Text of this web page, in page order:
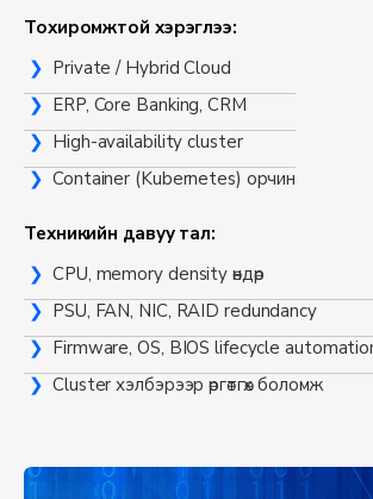
Тохиромжтой хэрэглээ:
Private / Hybrid Cloud
ERP, Core Banking, CRM
High-availability cluster
Container (Kubernetes) орчин
Техникийн давуу тал:
CPU, memory density өндөр
PSU, FAN, NIC, RAID redundancy
Firmware, OS, BIOS lifecycle
Cluster хэлбэрээр өргөтгөх боломж